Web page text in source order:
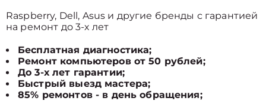
Raspberry, Dell, Asus и другие бренды с гарантией
на ремонт до 3-х лет
Бесплатная диагностика;
Ремонт компьютеров от 50 рублей;
До 3-х лет гарантии;
Быстрый выезд мастера;
85% ремонтов - в день обращения;